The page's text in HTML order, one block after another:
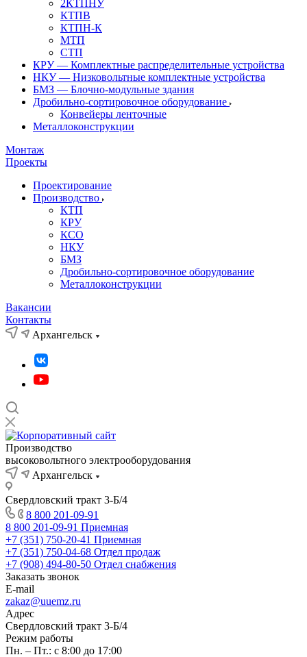
2КТПНУ
КТПВ
КТПН-К
МТП
СТП
КРУ — Комплектные распределительные устройства
НКУ — Низковольтные комплектные устройства
БМЗ — Блочно-модульные здания
Дробильно-сортировочное оборудование
Конвейеры ленточные
Металлоконструкции
Монтаж
Проекты
Проектирование
Производство
КТП
КРУ
КСО
НКУ
БМЗ
Дробильно-сортировочное оборудование
Металлоконструкции
Вакансии
Контакты
Архангельск
Производство
высоковольтного электрооборудования
Архангельск
Свердловский тракт 3-Б/4
8 800 201-09-91
8 800 201-09-91 Приемная
+7 (351) 750-20-41 Приемная
+7 (351) 750-04-68 Отдел продаж
+7 (908) 494-80-50 Отдел снабжения
Заказать звонок
E-mail
zakaz@uuemz.ru
Адрес
Свердловский тракт 3-Б/4
Режим работы
Пн. – Пт.: с 8:00 до 17:00